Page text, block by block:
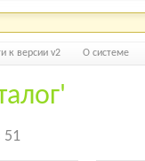
к версии v2 О системе
51